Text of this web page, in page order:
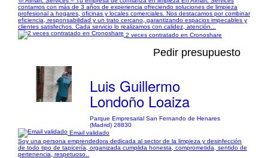
contamos con más de 3 años de experiencia ofreciendo soluciones de limpieza
profesional a hogares, oficinas y locales comerciales. Nos destacamos por combinar
eficiencia, responsabilidad y un trato cercano, garantizando espacios impecables y
clientes satisfechos. Cada servicio lo realizamos con calidez, atención...
2 veces contratado en Cronoshare
Pedir presupuesto
Luis Guillermo
Londoño Loaiza
Parque Empresarial San Fernando de Henares
(Madrid) 28830
Email validado
Soy una persona emprendedora dedicada al sector de la limpieza y desinfección
de todo tipo de tapicería, organizada cumplida honesta, comprometida, sentido de
pertenencia, respetuoso..